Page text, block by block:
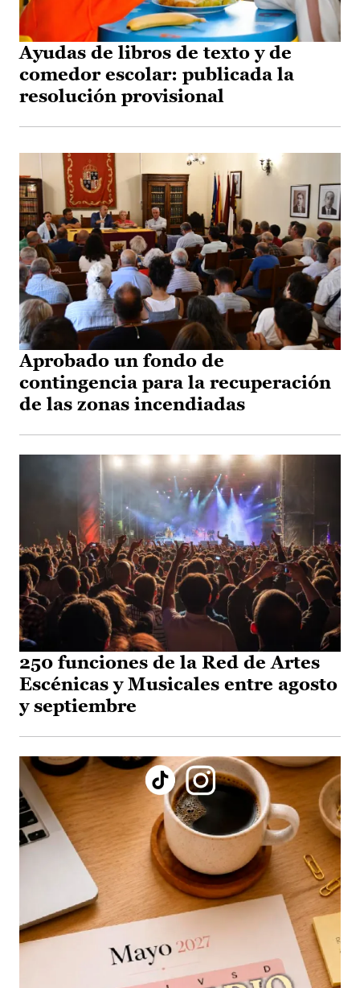
Ayudas de libros de texto y de
comedor escolar: publicada la
resolución provisional
Aprobado un fondo de
contingencia para la recuperación
de las zonas incendiadas
250 funciones de la Red de Artes
Escénicas y Musicales entre agosto
y septiembre